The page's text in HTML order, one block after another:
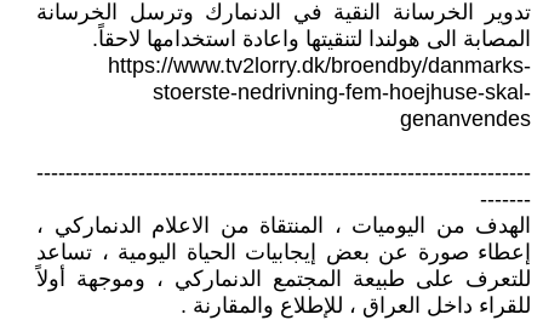
تدوير الخرسانة النقية في الدنمارك وترسل الخرسانة
المصابة الى هولندا لتنقيتها واعادة استخدامها لاحقاً.
https://www.tv2lorry.dk/broendby/danmarks-
stoerste-nedrivning-fem-hoejhuse-skal-
genanvendes
--------------------------------------------------------------------
-------
الهدف من اليوميات ، المنتقاة من الاعلام الدنماركي ،
إعطاء صورة عن بعض إيجابيات الحياة اليومية ، تساعد
للتعرف على طبيعة المجتمع الدنماركي ، وموجهة أولاً
للقراء داخل العراق ، للإطلاع والمقارنة .